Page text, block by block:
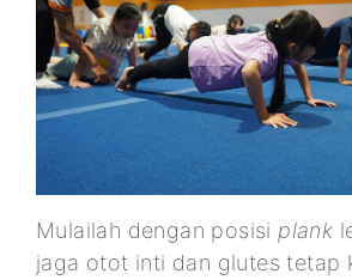
Mulailah dengan posisi plank
jaga otot inti dan glutes tetap